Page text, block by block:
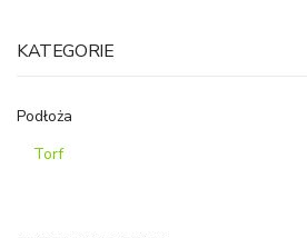
KATEGORIE
Podłoża
Torf